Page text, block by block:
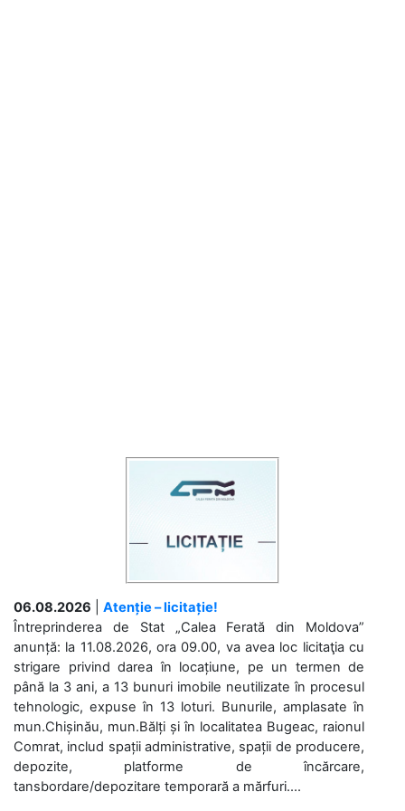
06.08.2026
Atenție – licitație!
Întreprinderea de Stat „Calea Ferată din Moldova”
anunță: la 11.08.2026, ora 09.00, va avea loc licitaţia cu
strigare privind darea în locațiune, pe un termen de
până la 3 ani, a 13 bunuri imobile neutilizate în procesul
tehnologic, expuse în 13 loturi. Bunurile, amplasate în
mun.Chișinău, mun.Bălți și în localitatea Bugeac, raionul
Comrat, includ spații administrative, spații de producere,
depozite, platforme de încărcare,
tansbordare/depozitare temporară a mărfuri....